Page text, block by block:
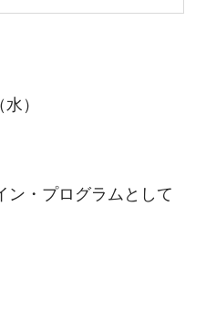
）
ン・プログラムとして